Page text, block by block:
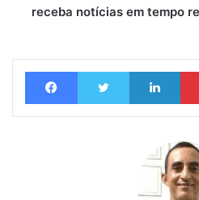
receba notícias em tempo
Facebook Twitter Linkedin